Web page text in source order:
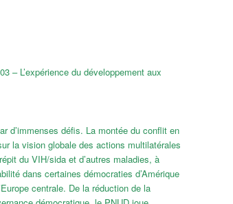
– L’expérience du développement aux
d’immenses défis. La montée du conflit en
la vision globale des actions multilatérales
du VIH/sida et d’autres maladies, à
dans certaines démocraties d’Amérique
centrale. De la réduction de la